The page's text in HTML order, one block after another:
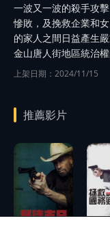
一波又一波的殺手攻
慘敗，及挽救企業和
的家人之間日益產生
金山唐人街地區統治
上架日期：2024/11/15
推薦影片
播
放